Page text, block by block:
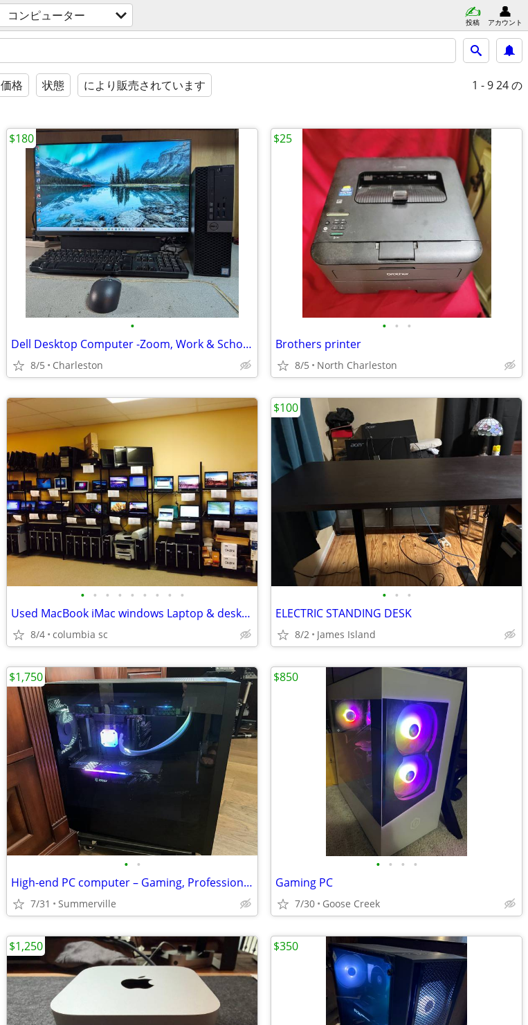
コンピューター 投稿 アカウント
価格 状態 により販売されています 1 - 924 の
•
Dell Desktop Computer -Zoom, Work & School from Home
8/5 Charleston
$180
• • •
Brothers printer
8/5 North Charleston
$25
• • • • • • • • •
Used MacBook iMac windows Laptop & desktop $5 Down 100 days financing
8/4 columbia sc
• • •
ELECTRIC STANDING DESK
8/2 James Island
$100
• •
High-end PC computer – Gaming, Professional, General Use
7/31 Summerville
$1,750
• • • •
Gaming PC
7/30 Goose Creek
$850
$1,250 $350